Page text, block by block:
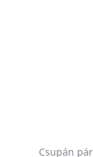
Csupán